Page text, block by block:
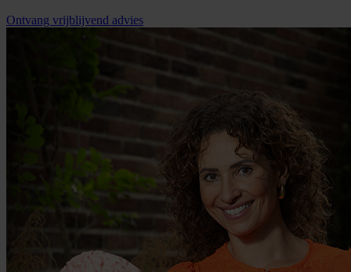
Ontvang vrijblijvend advies